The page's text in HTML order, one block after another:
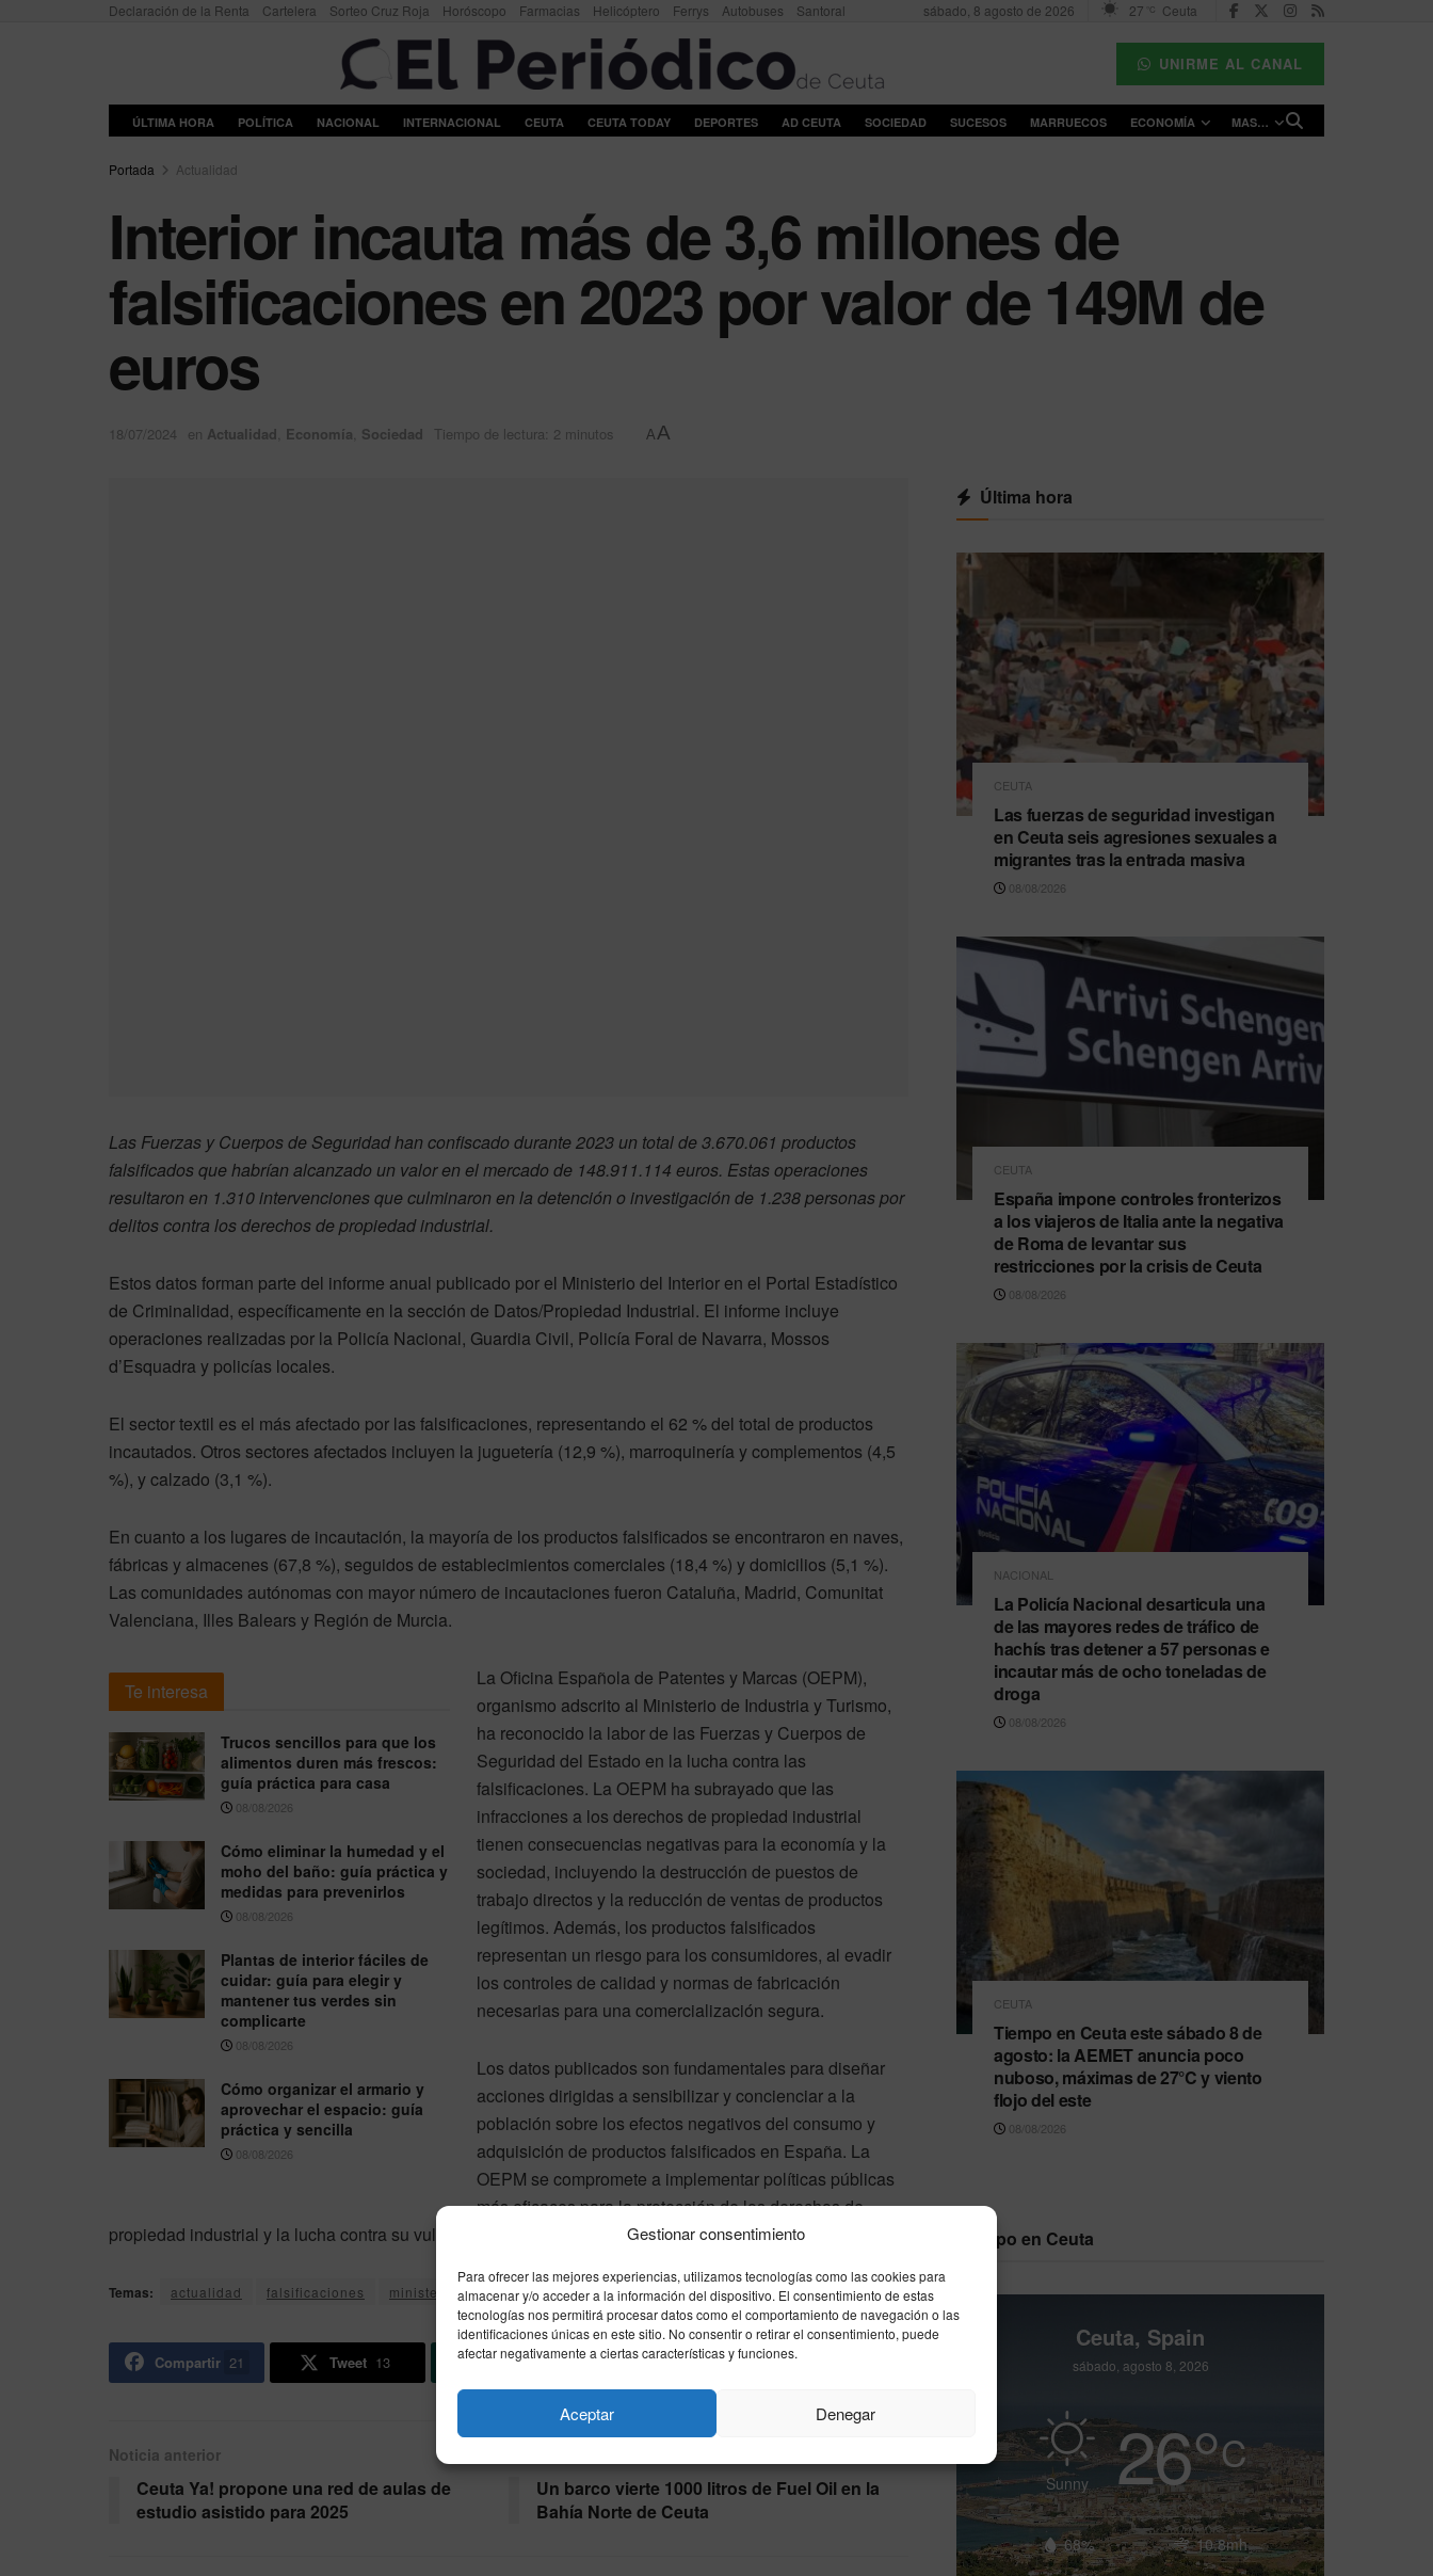
Gestionar consentimiento
Para ofrecer las mejores experiencias, utilizamos tecnologías como las cookies para
almacenar y/o acceder a la información del dispositivo. El consentimiento de estas
tecnologías nos permitirá procesar datos como el comportamiento de navegación o las
identificaciones únicas en este sitio. No consentir o retirar el consentimiento, puede
afectar negativamente a ciertas características y funciones.
Aceptar Denegar
Declaración de la Renta Cartelera Sorteo Cruz Roja Horóscopo Farmacias Helicóptero Ferrys Autobuses Santoral sábado, 8 agosto de 2026 27 °C Ceuta
UNIRME AL CANAL
ÚLTIMA HORA POLÍTICA NACIONAL INTERNACIONAL CEUTA CEUTA TODAY DEPORTES AD CEUTA SOCIEDAD SUCESOS MARRUECOS ECONOMÍA MAS…
Portada Actualidad
Interior incauta más de 3,6 millones de
falsificaciones en 2023 por valor de 149M de
euros
18/07/2024 en Actualidad, Economía, Sociedad Tiempo de lectura: 2 minutos AA
Las Fuerzas y Cuerpos de Seguridad han confiscado durante 2023 un total de 3.670.061 productos
falsificados que habrían alcanzado un valor en el mercado de 148.911.114 euros. Estas operaciones
resultaron en 1.310 intervenciones que culminaron en la detención o investigación de 1.238 personas por
delitos contra los derechos de propiedad industrial.
Estos datos forman parte del informe anual publicado por el Ministerio del Interior en el Portal Estadístico
de Criminalidad, específicamente en la sección de Datos/Propiedad Industrial. El informe incluye
operaciones realizadas por la Policía Nacional, Guardia Civil, Policía Foral de Navarra, Mossos
d’Esquadra y policías locales.
El sector textil es el más afectado por las falsificaciones, representando el 62 % del total de productos
incautados. Otros sectores afectados incluyen la juguetería (12,9 %), marroquinería y complementos (4,5
%), y calzado (3,1 %).
En cuanto a los lugares de incautación, la mayoría de los productos falsificados se encontraron en naves,
fábricas y almacenes (67,8 %), seguidos de establecimientos comerciales (18,4 %) y domicilios (5,1 %).
Las comunidades autónomas con mayor número de incautaciones fueron Cataluña, Madrid, Comunitat
Valenciana, Illes Balears y Región de Murcia.
Te interesa
Trucos sencillos para que los
alimentos duren más frescos:
guía práctica para casa
08/08/2026
Cómo eliminar la humedad y el
moho del baño: guía práctica y
medidas para prevenirlos
08/08/2026
Plantas de interior fáciles de
cuidar: guía para elegir y
mantener tus verdes sin
complicarte
08/08/2026
Cómo organizar el armario y
aprovechar el espacio: guía
práctica y sencilla
08/08/2026
La Oficina Española de Patentes y Marcas (OEPM),
organismo adscrito al Ministerio de Industria y Turismo,
ha reconocido la labor de las Fuerzas y Cuerpos de
Seguridad del Estado en la lucha contra las
falsificaciones. La OEPM ha subrayado que las
infracciones a los derechos de propiedad industrial
tienen consecuencias negativas para la economía y la
sociedad, incluyendo la destrucción de puestos de
trabajo directos y la reducción de ventas de productos
legítimos. Además, los productos falsificados
representan un riesgo para los consumidores, al evadir
los controles de calidad y normas de fabricación
necesarias para una comercialización segura.
Los datos publicados son fundamentales para diseñar
acciones dirigidas a sensibilizar y concienciar a la
población sobre los efectos negativos del consumo y
adquisición de productos falsificados en España. La
OEPM se compromete a implementar políticas públicas
más eficaces para la protección de los derechos de
propiedad industrial y la lucha contra su vulneración.
Temas: actualidad falsificaciones ministerio del interior noticia
Compartir 21 Tweet 13 Enviar Compartir
Noticia anterior
Ceuta Ya! propone una red de aulas de
estudio asistido para 2025
Un barco vierte 1000 litros de Fuel Oil en la
Bahía Norte de Ceuta
Última hora
CEUTA
Las fuerzas de seguridad investigan
en Ceuta seis agresiones sexuales a
migrantes tras la entrada masiva
08/08/2026
CEUTA
España impone controles fronterizos
a los viajeros de Italia ante la negativa
de Roma de levantar sus
restricciones por la crisis de Ceuta
08/08/2026
NACIONAL
La Policía Nacional desarticula una
de las mayores redes de tráfico de
hachís tras detener a 57 personas e
incautar más de ocho toneladas de
droga
08/08/2026
CEUTA
Tiempo en Ceuta este sábado 8 de
agosto: la AEMET anuncia poco
nuboso, máximas de 27°C y viento
flojo del este
08/08/2026
Tiempo en Ceuta
Ceuta, Spain
sábado, agosto 8, 2026
Sunny 26°C
68% 10.8mh